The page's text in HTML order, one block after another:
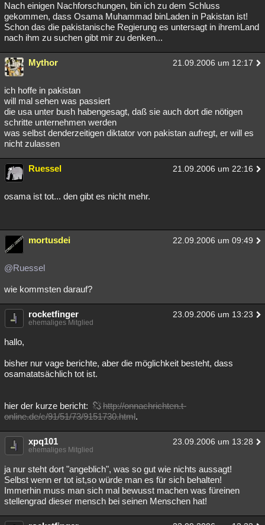
Nach einigen Nachforschungen, bin ich zu dem Schluss
gekommen, dass Osama Muhammad binLaden in Pakistan ist!
Schon das die pakistanische Regierung es untersagt in ihremLand
nach ihm zu suchen gibt mir zu denken...
Mythor 21.09.2006 um 12:17
ich hoffe in pakistan
will mal sehen was passiert
die usa unter bush habengesagt, daß sie auch dort die nötigen
schritte unternehmen werden
was selbst denderzeitigen diktator von pakistan aufregt, er will es
nicht zulassen
Ruessel 21.09.2006 um 22:16
osama ist tot... den gibt es nicht mehr.
mortusdei 22.09.2006 um 09:49
@Ruessel
wie kommsten darauf?
rocketfinger 23.09.2006 um 13:23
ehemaliges Mitglied
hallo,
bisher nur vage berichte, aber die möglichkeit besteht, dass
osamatatsächlich tot ist.
hier der kurze bericht:
http://onnachrichten.t-
online.de/c/91/51/73/9151730.html.
xpq101 23.09.2006 um 13:28
ehemaliges Mitglied
ja nur steht dort "angeblich", was so gut wie nichts aussagt!
Selbst wenn er tot ist,so würde man es für sich behalten!
Immerhin muss man sich mal bewusst machen was füreinen
stellengrad dieser mensch bei seinen Menschen hat!